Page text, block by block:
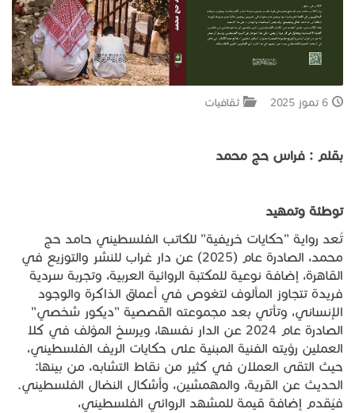
يحكى أن
من نحن
6 تموز 2025 ثقافيات
بقلم : فراس حج محمد
توطئة وتمهيد
تُعد رواية "حكايات خريفية" للكاتب الفلسطيني حامد حج
محمد، الصادرة عام (2025) عن دار غراب للنشر والتوزيع في
القاهرة، إضافة نوعية للمكتبة الروائية العربية، وتجربة سردية
فريدة تتجاوز المألوف لتغوص في أعماق الذاكرة والوجود
الإنساني، وتأتي بعد مجموعته القصصية "ديكور شخصي"
الصادرة عام 2024 عن الدار نفسها، ويرسخ المؤلف في كلا
العملين رؤيته الفنية المبنية على حكايات الريف الفلسطيني،
حيث التقى العملان في كثير من نقاط التشابه، من بينها:
الحديث عن القرية، والمهمشين، وأشكال النضال الفلسطيني.
فيُقدم إضافة قيمة للمشهد الروائي الفلسطيني،